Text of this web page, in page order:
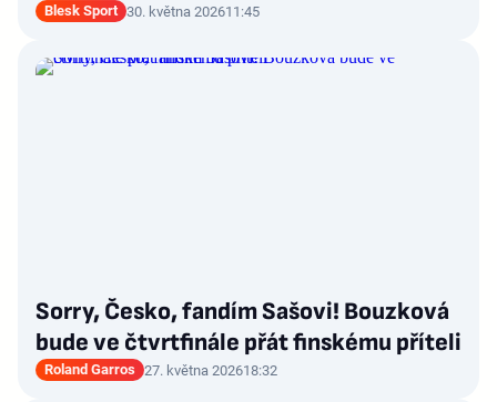
Blesk Sport 30. května 202611:45
Sorry, Česko, fandím Sašovi! Bouzková
bude ve čtvrtfinále přát finskému příteli
Roland Garros 27. května 202618:32